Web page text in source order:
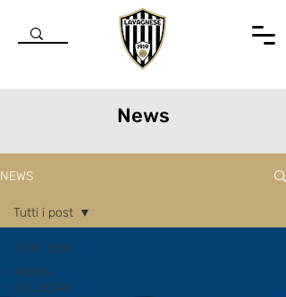
News
NEWS
Tutti i post
PRIMA
SQUADRA
Tutti i post